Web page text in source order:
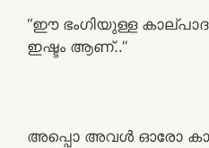
“ഈ ഭംഗിയുള്ള
ഇഷ്ടം ആണ്..”
അപ്പൊ അവൾ ഓരോ